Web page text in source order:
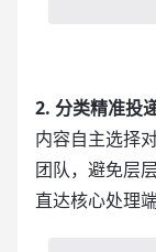
2. 分类精准投递
内容自主选择
团队，避免层
直达核心处理端